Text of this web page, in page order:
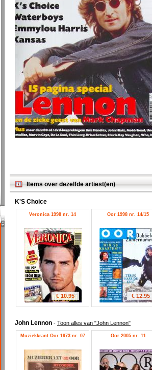
Items over dezelfde artiest(en)
K'S Choice
Veronica 1998 nr. 14
€ 10.95
Oor 1998 nr. 14/15
€ 12.95
John Lennon - Toon alles van "John Lennon"
Muziekkrant Oor 1973 nr. 07 Oor 2005 nr. 11